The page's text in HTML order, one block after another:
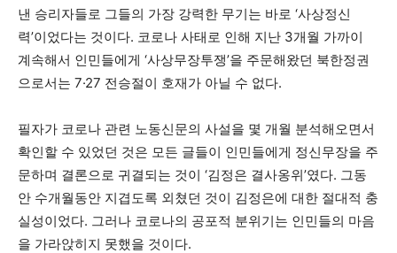
낸 승리자들로 그들의 가장 강력한 무기는 바로 ‘사상정신
력’이었다는 것이다. 코로나 사태로 인해 지난 3개월 가까이
계속해서 인민들에게 ‘사상무장투쟁’을 주문해왔던 북한정권
으로서는 7·27 전승절이 호재가 아닐 수 없다.
필자가 코로나 관련 노동신문의 사설을 몇 개월 분석해오면서
확인할 수 있었던 것은 모든 글들이 인민들에게 정신무장을 주
문하며 결론으로 귀결되는 것이 ‘김정은 결사옹위’였다. 그동
안 수개월동안 지겹도록 외쳤던 것이 김정은에 대한 절대적 충
실성이었다. 그러나 코로나의 공포적 분위기는 인민들의 마음
을 가라앉히지 못했을 것이다.